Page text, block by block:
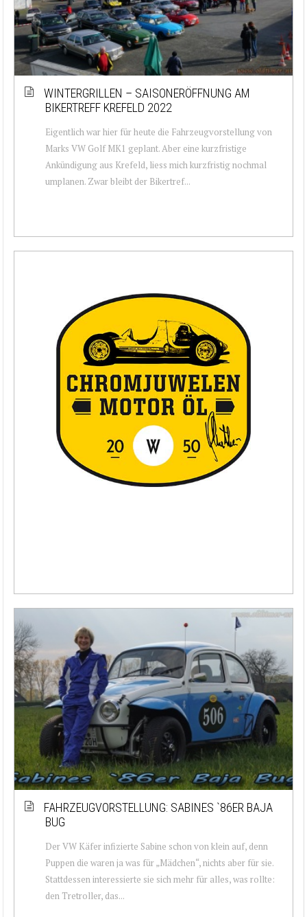
WINTERGRILLEN – SAISONERÖFFNUNG AM
BIKERTREFF KREFELD 2022
Eigentlich war hier für heute die Fahrzeugvorstellung von
Marks VW Golf MK1 geplant. Aber eine kurzfristige
Ankündigung aus Krefeld, liess mich kurzfristig nochmal
umplanen. Zwar bleibt der Bikertref...
FAHRZEUGVORSTELLUNG: SABINES `86ER BAJA
BUG
Der VW Käfer infizierte Sabine schon von klein auf, denn
Puppen die waren ja was für „Mädchen“, nichts aber für sie.
Stattdessen interessierte sie sich mehr für alles, was rollte:
den Tretroller, das...